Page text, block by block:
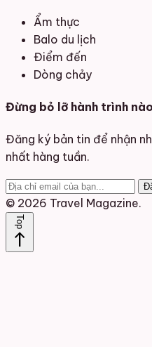
Ẩm thực
Balo du lịch
Điểm đến
Dòng chảy
Đừng bỏ lỡ hành trình nào
Đăng ký bản tin để nhận
nhất hàng tuần.
© 2026 Travel Magazine.
Top
north